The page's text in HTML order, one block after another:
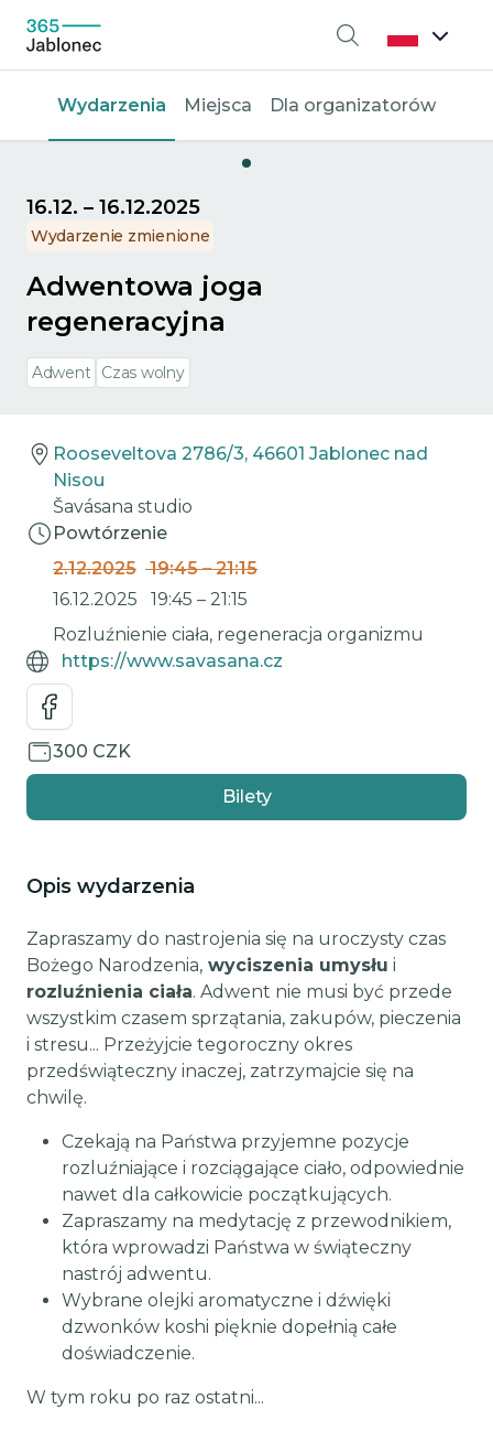
Wyszukiwanie
Wydarzenia Miejsca Dla organizatorów
16.12. – 16.12.2025
Wydarzenie zmienione
Adwentowa joga
regeneracyjna
Adwent Czas wolny
Rooseveltova 2786/3, 46601 Jablonec nad
Nisou
Šavásana studio
Powtórzenie
2.12.2025
19:45 – 21:15
16.12.2025
19:45 – 21:15
Rozluźnienie ciała, regeneracja organizmu
https://www.savasana.cz
300 CZK
Bilety
Opis wydarzenia
Zapraszamy do nastrojenia się na uroczysty czas
Bożego Narodzenia, wyciszenia umysłu i
rozluźnienia ciała. Adwent nie musi być przede
wszystkim czasem sprzątania, zakupów, pieczenia
i stresu... Przeżyjcie tegoroczny okres
przedświąteczny inaczej, zatrzymajcie się na
chwilę.
Czekają na Państwa przyjemne pozycje
rozluźniające i rozciągające ciało, odpowiednie
nawet dla całkowicie początkujących.
Zapraszamy na medytację z przewodnikiem,
która wprowadzi Państwa w świąteczny
nastrój adwentu.
Wybrane olejki aromatyczne i dźwięki
dzwonków koshi pięknie dopełnią całe
doświadczenie.
W tym roku po raz ostatni...